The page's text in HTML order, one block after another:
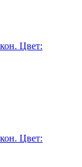
Цвет:
Цвет: